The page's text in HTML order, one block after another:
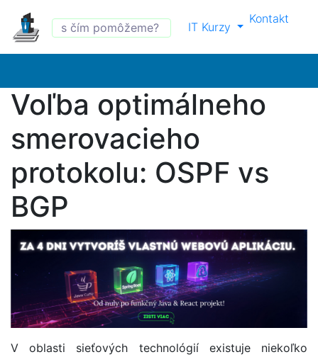
IT Kurzy
Kontakt
Voľba optimálneho
smerovacieho
protokolu: OSPF vs
BGP
V oblasti sieťových technológií existuje niekoľko